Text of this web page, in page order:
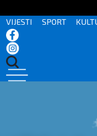
VIJESTI SPORT